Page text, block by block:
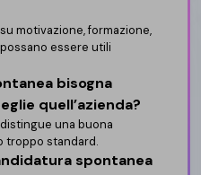
motivazione, formazione,
essere utili
bisogna
quell’azienda?
una buona
troppo standard.
spontanea